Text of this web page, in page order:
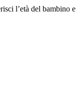
l’età del bambino e